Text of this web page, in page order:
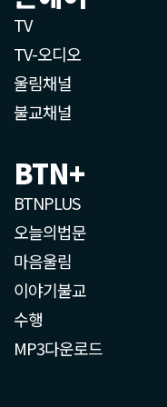
TV
TV-오디오
울림채널
불교채널
BTN+
BTNPLUS
오늘의법문
마음울림
이야기불교
수행
MP3다운로드